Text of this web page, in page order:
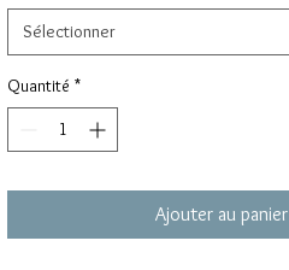
Sélectionner
Quantité *
Ajouter au panier